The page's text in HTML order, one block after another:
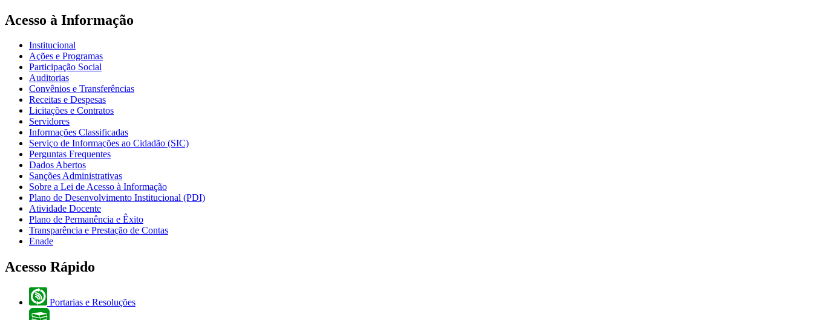
Acesso à Informação
Institucional
Ações e Programas
Participação Social
Auditorias
Convênios e Transferências
Receitas e Despesas
Licitações e Contratos
Servidores
Informações Classificadas
Serviço de Informações ao Cidadão (SIC)
Perguntas Frequentes
Dados Abertos
Sanções Administrativas
Sobre a Lei de Acesso à Informação
Plano de Desenvolvimento Institucional (PDI)
Atividade Docente
Plano de Permanência e Êxito
Transparência e Prestação de Contas
Enade
Acesso Rápido
Portarias e Resoluções